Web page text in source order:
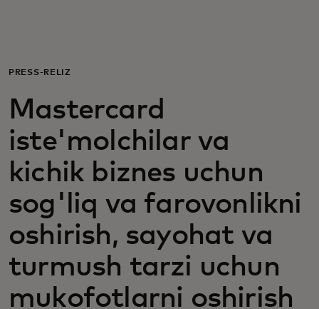
Biznes uchun
Butun dunyo uchun
Innovatorlar uchun
Yangiliklar va trendlar
PRESS-RELIZ
Mastercard
iste'molchilar va
kichik biznes uchun
sog'liq va farovonlikni
oshirish, sayohat va
turmush tarzi uchun
mukofotlarni oshirish